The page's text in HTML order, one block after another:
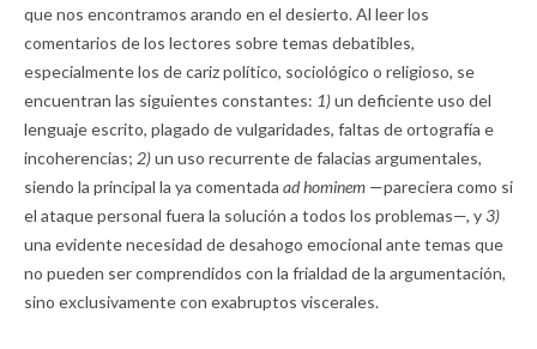
que nos encontramos arando en el desierto. Al leer los
comentarios de los lectores sobre temas debatibles,
especialmente los de cariz político, sociológico o religioso, se
encuentran las siguientes constantes: 1)un deficiente uso del
lenguaje escrito, plagado de vulgaridades, faltas de ortografía e
incoherencias; 2)un uso recurrente de falacias argumentales,
siendo la principal la ya comentada ad hominem —pareciera como si
el ataque personal fuera la solución a todos los problemas—, y3)
una evidente necesidad de desahogo emocional ante temas que
no pueden ser comprendidos con la frialdad de la argumentación,
sino exclusivamente con exabruptos viscerales.